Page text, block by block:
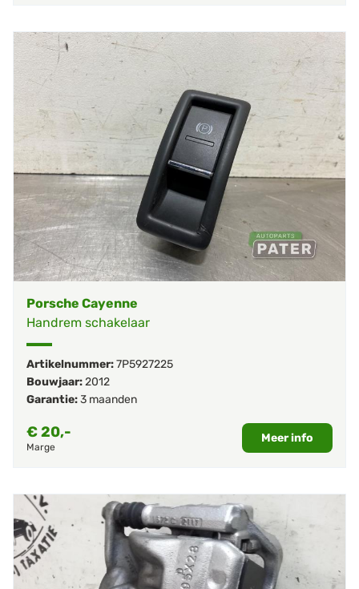
Porsche Cayenne
Handrem schakelaar
Artikelnummer:7P5927225
Bouwjaar:2012
Garantie:3 maanden
€20,-
Marge
Meer info